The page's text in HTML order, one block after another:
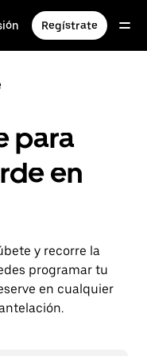
Regístrate
para
en
y recorre la
programar tu
en cualquier